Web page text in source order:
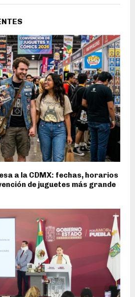
a la CDMX: fechas, horarios
de juguetes más grande